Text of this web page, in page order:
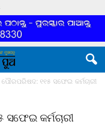
୧୧୫ ସଫେଇ କର୍ମଚାରୀ
କର୍ମଚାରୀ